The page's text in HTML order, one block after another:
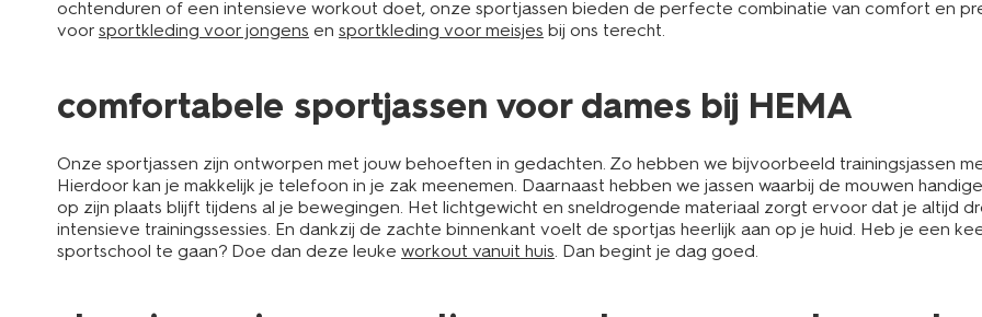
ochtenduren of een intensieve workout doet, onze sportjassen bieden de perfecte combinatie van comfort en
voor sportkleding voor jongens en sportkleding voor meisjes bij ons terecht.
comfortabele sportjassen voor dames bij HEMA
Onze sportjassen zijn ontworpen met jouw behoeften in gedachten. Zo hebben we bijvoorbeeld trainingsjassen
Hierdoor kan je makkelijk je telefoon in je zak meenemen. Daarnaast hebben we jassen waarbij de mouwen
op zijn plaats blijft tijdens al je bewegingen. Het lichtgewicht en sneldrogende materiaal zorgt ervoor dat je altijd
intensieve trainingssessies. En dankzij de zachte binnenkant voelt de sportjas heerlijk aan op je huid. Heb je een
sportschool te gaan? Doe dan deze leuke workout vanuit huis. Dan begint je dag goed.